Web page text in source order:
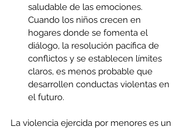
saludable de las emociones.
Cuando los niños crecen en
hogares donde se fomenta el
diálogo, la resolución pacífica de
conflictos y se establecen límites
claros, es menos probable que
desarrollen conductas violentas en
el futuro.
La violencia ejercida por menores es un